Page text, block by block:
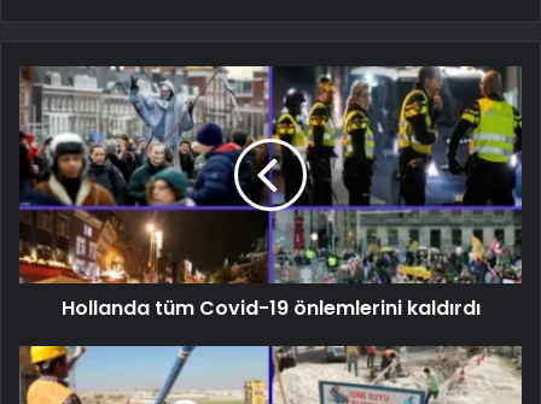
Hollanda tüm Covid-19 önlemlerini kaldırdı